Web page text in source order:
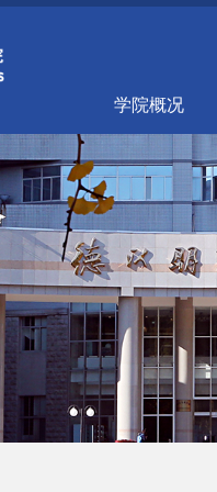
学院概况